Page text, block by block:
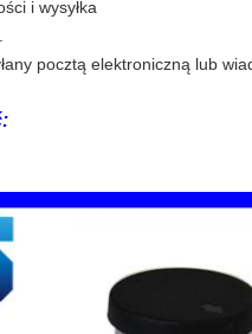
i wysyłka
pocztą elektroniczną lub